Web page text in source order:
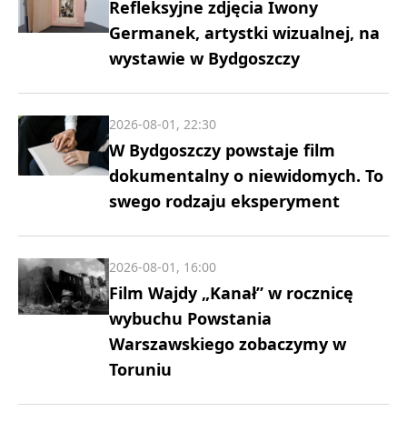
Refleksyjne zdjęcia Iwony
Germanek, artystki wizualnej, na
wystawie w Bydgoszczy
W Bydgoszczy powstaje film
dokumentalny o niewidomych. To
swego rodzaju eksperyment
2026-08-01, 22:30
Film Wajdy „Kanał” w rocznicę
wybuchu Powstania
Warszawskiego zobaczymy w
Toruniu
2026-08-01, 16:00